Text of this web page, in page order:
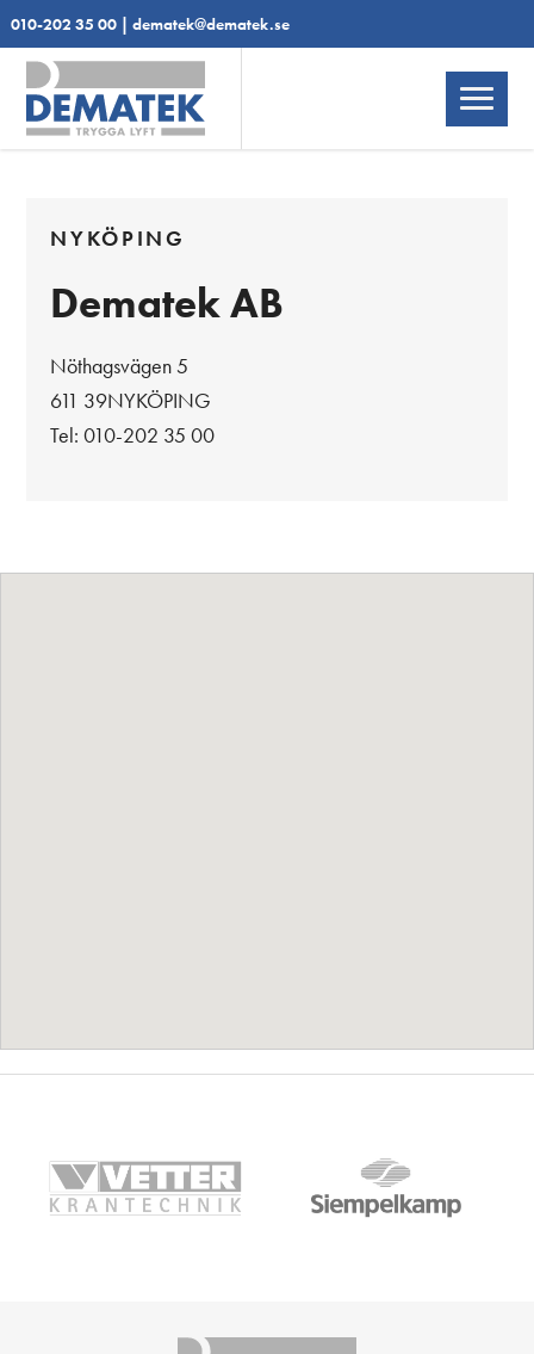
010-202 35 00 | dematek@dematek.se
NYKÖPING
Dematek AB
Nöthagsvägen 5
611 39NYKÖPING
Tel: 010-202 35 00